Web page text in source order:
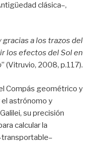
clásica–,
a los trazos del
los efectos del Sol en
” (Vitruvio, 2008, p.117).
Compás geométrico y
astrónomo y
su precisión
calcular la